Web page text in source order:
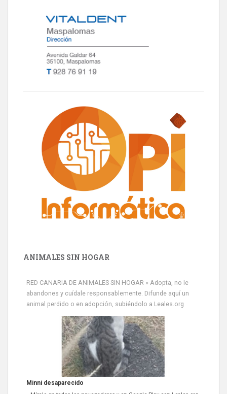
ANIMALES SIN HOGAR
RED CANARIA DE ANIMALES SIN HOGAR » Adopta, no le
abandones y cuídale responsablemente. Difunde aquí un
animal perdido o en adopción, subiéndolo a Leales.org
Minni desaparecido